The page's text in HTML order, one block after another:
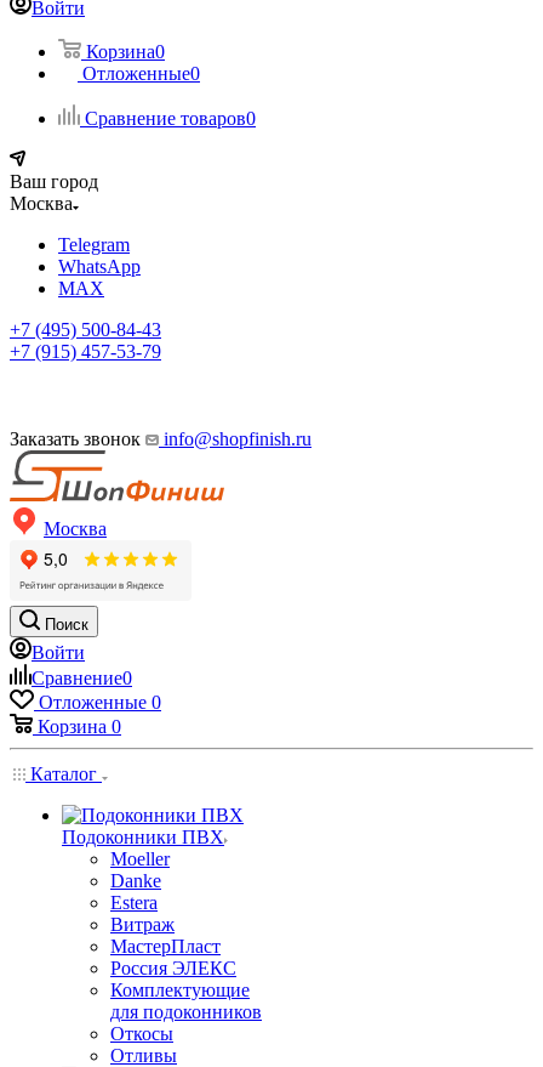
Войти
Корзина0
Отложенные0
Сравнение товаров0
Ваш город
Москва
Telegram
WhatsApp
MAX
+7 (495) 500-84-43
+7 (915) 457-53-79
Заказать звонок info@shopfinish.ru
Москва
Поиск
Войти
Сравнение0
Отложенные 0
Корзина 0
Каталог
Подоконники ПВХ
Moeller
Danke
Estera
Витраж
МастерПласт
Россия ЭЛЕКС
Комплектующие
для подоконников
Откосы
Отливы